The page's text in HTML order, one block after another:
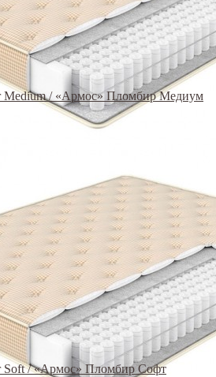
Medium / «Армос» Пломбир Медиум
Soft / «Армос» Пломбир Софт